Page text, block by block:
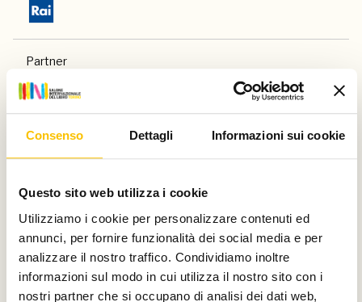
Consenso Dettagli Informazioni sui cookie
Questo sito web utilizza i cookie
Utilizziamo i cookie per personalizzare contenuti ed
annunci, per fornire funzionalità dei social media e per
analizzare il nostro traffico. Condividiamo inoltre
informazioni sul modo in cui utilizza il nostro sito con i
nostri partner che si occupano di analisi dei dati web,
Partner
Con il contributo di
Charity partner